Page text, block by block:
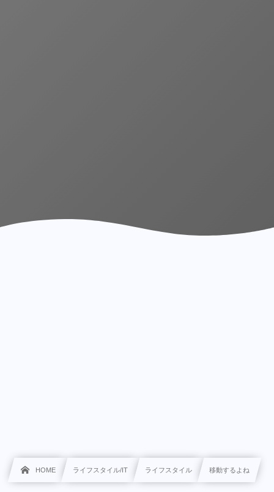
HOME ライフスタイル/IT ライフスタイル 移動するよね